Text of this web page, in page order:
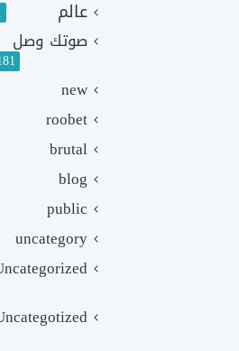
عالم
صوتك وصل
new
roobet
brutal
blog
public
uncategory